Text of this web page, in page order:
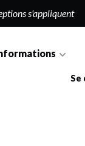
s'appliquent
Se